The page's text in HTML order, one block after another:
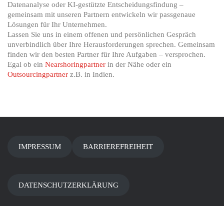
Datenanalyse oder KI-gestützte Entscheidungsfindung –
gemeinsam mit unseren Partnern entwickeln wir passgenaue
Lösungen für Ihr Unternehmen.
Lassen Sie uns in einem offenen und persönlichen Gespräch
unverbindlich über Ihre Herausforderungen sprechen. Gemeinsam
finden wir den besten Partner für Ihre Aufgaben – versprochen.
Egal ob ein Nearshoringpartner in der Nähe oder ein
Outsourcingpartner z.B. in Indien.
IMPRESSUM BARRIEREFREIHEIT
DATENSCHUTZERKLÄRUNG